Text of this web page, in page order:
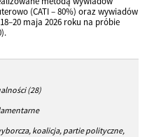
(CATI – 80%) oraz wywiadów
maja 2026 roku na próbie
(28)
koalicja, partie polityczne,